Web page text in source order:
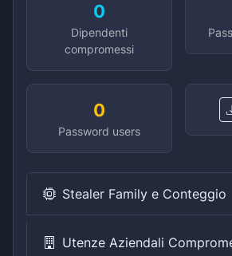
0
Dipendenti
compromessi
0
Password users
Stealer Family e Conteggio
Utenze Aziendali